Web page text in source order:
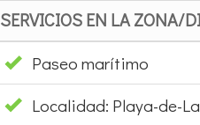
SERVICIOS EN LA ZONA/
Paseo marítimo
Localidad: Playa-de-